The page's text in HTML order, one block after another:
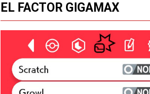
EL FACTOR GIGAMAX